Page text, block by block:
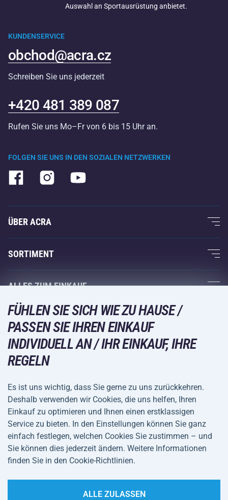
Auswahl an Sportausrüstung anbietet.
FOLGEN SIE UNS IN DEN SOZIALEN NETZWERKEN
KUNDENSERVICE
obchod@acra.cz
Schreiben Sie uns jederzeit
+420 481 389 087
Rufen Sie uns Mo–Fr von 6 bis 15 Uhr an.
ÜBER ACRA
Über uns
Acra-Garantie
Kontakte
Großhandel
Einkaufsratgeber
SORTIMENT
Fitness und Krafttraining
Racketsportarten
Wintersport
Freizeit und Unterhaltung
Camping und Wandern
Fahrräder und Roller
Ballsportarten
Wassersport
Sportbekleidung und Accessoires
ALLES ZUM EINKAUF
Acra-Garantie
Rückgabe und Reklamationen
VERSANDARTEN
ZAHLUNGSARTEN
Allgemeine
Geschäftsbedingungen
Datenschutz
Cookie-Einstellungen
FÜHLEN SIE SICH WIE ZU HAUSE /
PASSEN SIE IHREN EINKAUF
INDIVIDUELL AN / IHR EINKAUF, IHRE
REGELN
Es ist uns wichtig, dass Sie gerne zu uns zurückkehren.
Deshalb verwenden wir Cookies, die uns helfen, Ihren
Einkauf zu optimieren und Ihnen einen erstklassigen
Service zu bieten. In den Einstellungen können Sie ganz
einfach festlegen, welchen Cookies Sie zustimmen – und
Sie können dies jederzeit ändern. Weitere Informationen
finden Sie in den Cookie-Richtlinien.
ALLE ZULASSEN